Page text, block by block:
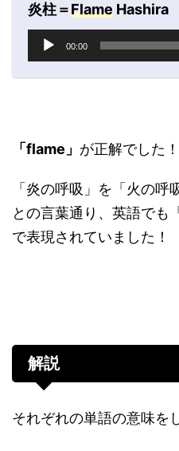
ー
ヤ
炎柱＝Flame Hashira
ー
00:00
「flame」 が正解でした！
「炎の呼吸」を「火の呼
との言葉通り、英語でも
で表現されていました！
解説
それぞれの単語の意味を